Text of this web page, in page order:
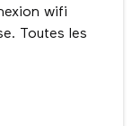
wifi
Toutes les